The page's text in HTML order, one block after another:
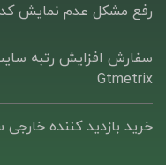
رفع مشکل عدم نمایش
سفارش افزایش رتبه
Gtmetrix
خرید بازدید کننده